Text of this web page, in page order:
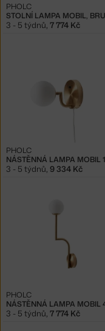
PHOLC
3 - 5 týdnů 7 774 Kč
PHOLC
3 - 5 týdnů, 9 334 Kč
PHOLC
3 - 5 týdnů, 7 774 Kč